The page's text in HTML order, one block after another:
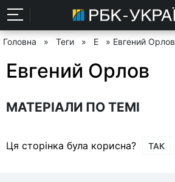
Головна » Теги » Е » Евгений Орлов
Евгений Орлов
МАТЕРІАЛИ ПО ТЕМІ
Ця сторінка була корисна? ТАК